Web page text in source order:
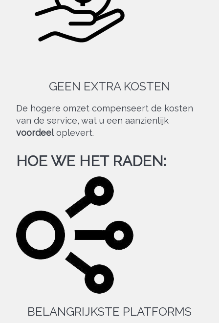
GEEN EXTRA KOSTEN
De hogere omzet compenseert de kosten
van de service, wat u een aanzienlijk
voordeeloplevert.
HOE WE HET RADEN:
BELANGRIJKSTE PLATFORMS